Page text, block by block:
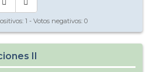
1 - Votos negativos: 0
II